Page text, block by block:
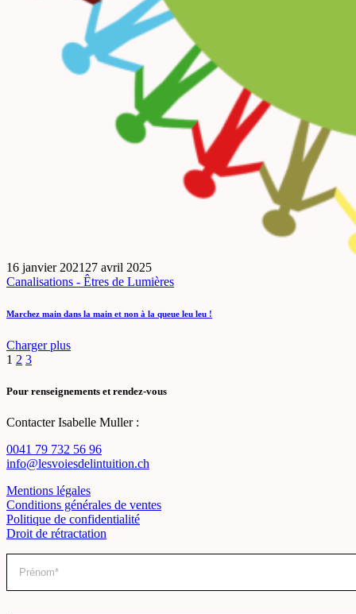
16 janvier 202127 avril 2025
Canalisations - Êtres de Lumières
Marchez main dans la main et non à la queue leu leu !
Charger plus
1 2 3
Pour renseignements et rendez-vous
Contacter Isabelle Muller :
0041 79 732 56 96
info@lesvoiesdelintuition.ch
Mentions légales
Conditions générales de ventes
Politique de confidentialité
Droit de rétractation